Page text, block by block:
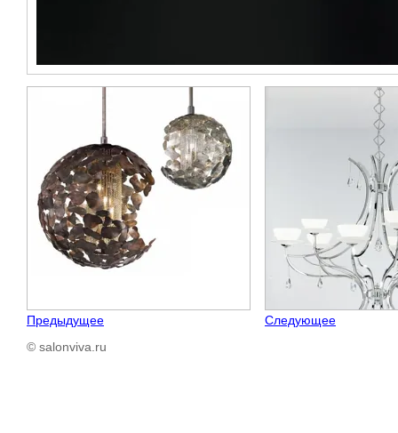
Предыдущее
Следующее
© salonviva.ru